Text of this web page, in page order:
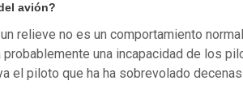
avión?
relieve no es un comportamiento
una incapacidad de los
el piloto que ha ha sobrevolado